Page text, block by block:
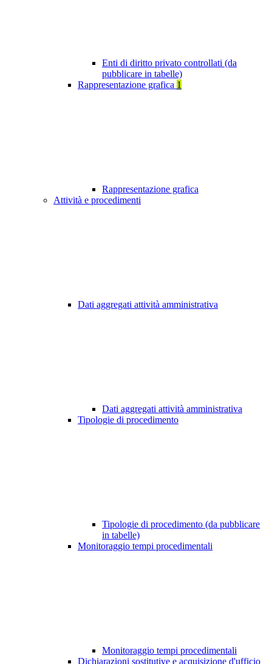
Enti di diritto privato controllati (da
pubblicare in tabelle)
Rappresentazione grafica 1
Rappresentazione grafica
Attività e procedimenti
Dati aggregati attività amministrativa
Dati aggregati attività amministrativa
Tipologie di procedimento
Tipologie di procedimento (da pubblicare
in tabelle)
Monitoraggio tempi procedimentali
Monitoraggio tempi procedimentali
Dichiarazioni sostitutive e acquisizione d'ufficio